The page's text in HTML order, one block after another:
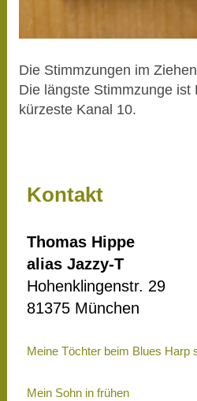
Die Stimmzungen im
Die längste Stimmzunge ist
kürzeste Kanal 10.
Kontakt
Thomas Hippe
alias Jazzy-T
Hohenklingenstr. 29
81375 München
Meine Töchter beim Blues Harp
Mein Sohn in frühen